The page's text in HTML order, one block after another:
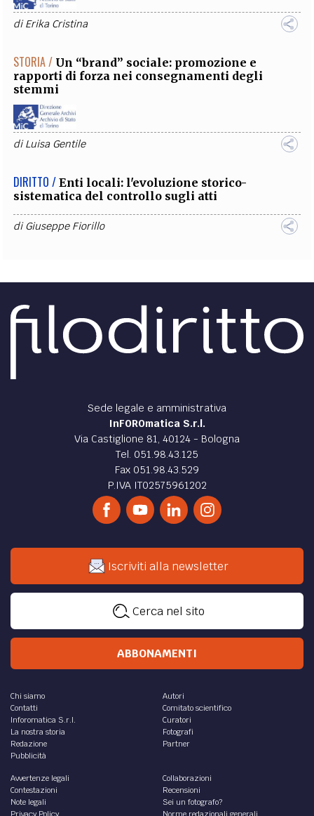
diErika Cristina
STORIA / Un “brand” sociale: promozione e
rapporti di forza nei consegnamenti degli
stemmi
diLuisa Gentile
DIRITTO / Enti locali: l'evoluzione storico-
sistematica del controllo sugli atti
diGiuseppe Fiorillo
Sede legale e amministrativa
InFOROmatica S.r.l.
Via Castiglione 81, 40124 - Bologna
Tel. 051.98.43.125
Fax 051.98.43.529
P.IVA IT02575961202
Iscriviti alla newsletter
Cerca nel sito
ABBONAMENTI
Chi siamo
Contatti
Inforomatica S.r.l.
La nostra storia
Redazione
Pubblicità
Autori
Comitato scientifico
Curatori
Fotografi
Partner
Avvertenze legali
Contestazioni
Note legali
Collaborazioni
Recensioni
Sei un fotografo?